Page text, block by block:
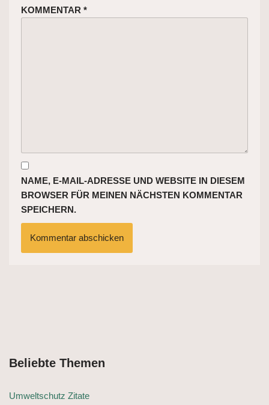
KOMMENTAR *
NAME, E-MAIL-ADRESSE UND WEBSITE IN DIESEM
BROWSER FÜR MEINEN NÄCHSTEN KOMMENTAR
SPEICHERN.
Beliebte Themen
Umweltschutz Zitate